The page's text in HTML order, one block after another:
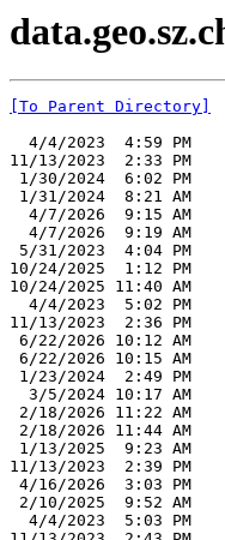
[To Parent Directory]
4/4/2023  4:59 PM
11/13/2023  2:33 PM
1/30/2024  6:02 PM
1/31/2024  8:21 AM
4/7/2026  9:15 AM
4/7/2026  9:19 AM
5/31/2023  4:04 PM
10/24/2025  1:12 PM
10/24/2025 11:40 AM
4/4/2023  5:02 PM
11/13/2023  2:36 PM
6/22/2026 10:12 AM
6/22/2026 10:15 AM
1/23/2024  2:49 PM
3/5/2024 10:17 AM
2/18/2026 11:22 AM
2/18/2026 11:44 AM
1/13/2025  9:23 AM
11/13/2023  2:39 PM
4/16/2026  3:03 PM
2/10/2025  9:52 AM
4/4/2023  5:03 PM